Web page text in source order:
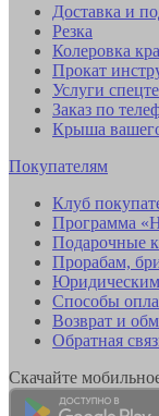
Доставка и
Резка
Колеровка
Прокат
Услуги
Заказ по
Крыша
Покупателям
Клуб
Программа
Подарочные
Прорабам,
Способы
Возврат и
Обратная
Скачайте